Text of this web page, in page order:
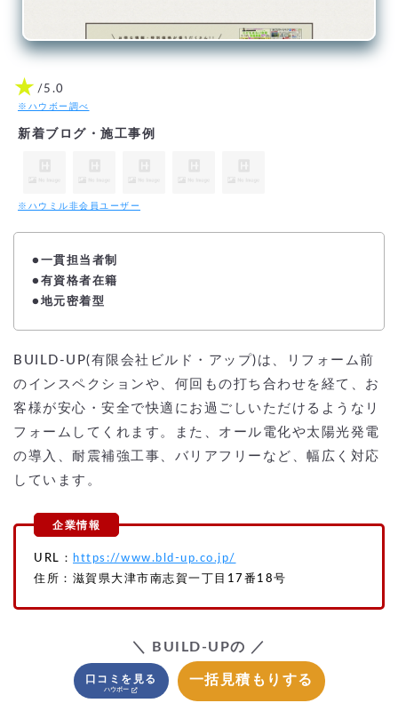
★ /5.0
※ハウボー調べ
新着ブログ・施工事例
※ハウミル非会員ユーザー
●一貫担当者制
● 有資格者在籍
●地元密着型
BUILD-UP(有限会社ビルド・アップ)は、リフォーム前
のインスペクションや、何回もの打ち合わせを経て、お
客様が安心・安全で快適にお過ごしいただけるようなリ
フォームしてくれます。また、オール電化や太陽光発電
の導入、耐震補強工事、バリアフリーなど、幅広く対応
しています。
URL：
https://www.bld-up.co.jp/
住所：滋賀県大津市南志賀一丁目17番18号
＼ BUILD-UPの ／
口コミを見る 一括見積もりする